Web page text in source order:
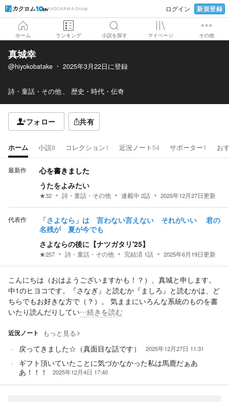
KADOKAWA Group ログイン 新規登録
ホーム ランキング 小説を探す マイページ その他
真城幸
@hiyokobatake 2025年3月22日に登録
詩・童話・その他 歴史・時代・伝奇
フォロー 共有
ホーム 小説8 コレクション1 近況ノート 54 サポーター1 お
最新作 心を書きました
うたをよみたい
★32 詩・童話・その他 連載中 2話 2025年12月27日更新
代表作
「さよなら」は 言わない言えない それがいい 君の
名残が 夏が今でも
さよならの後に【ナツガタリ'25】
★257 詩・童話・その他 完結済 1話 2025年6月19日更新
こんにちは（おはようございますかも！？）、真城と申します。
中1のヒヨコです。『さなぎ』と読むか『ましろ』と読むかは、ど
ちらでもお好きな方で（？）。 気ままにいろんな系統のものを書
いたり読んだりしてい…続きを読む
近況ノート もっと見る
戻ってきました☆（真面目な話です） 2025年12月27日 11:31
ギフト頂いていたことに気づかなかった私は馬鹿だぁあ
あ！！！
2025年12月4日 17:40